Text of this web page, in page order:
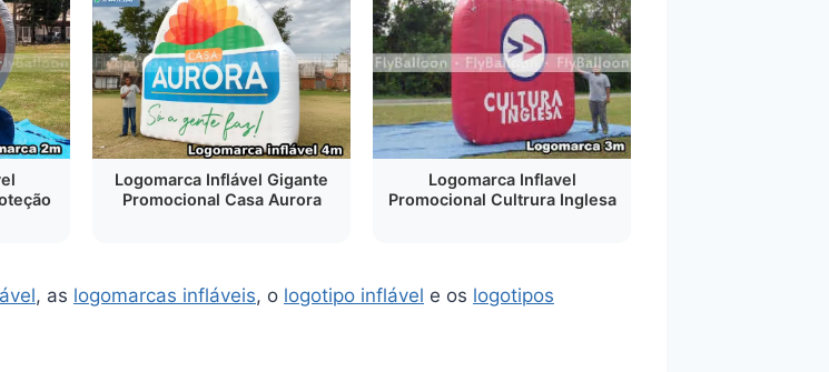
Logomarca Inflável Gigante
Promocional Casa Aurora
Logomarca Inflavel
Promocional Cultrura Inglesa
, as logomarcas infláveis, o logotipo inflável e os logotipos